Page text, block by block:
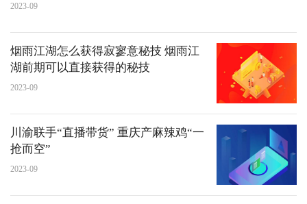
2023-09
烟雨江湖怎么获得寂寥意秘技 烟雨江
湖前期可以直接获得的秘技
2023-09
川渝联手“直播带货” 重庆产麻辣鸡“一
抢而空”
2023-09